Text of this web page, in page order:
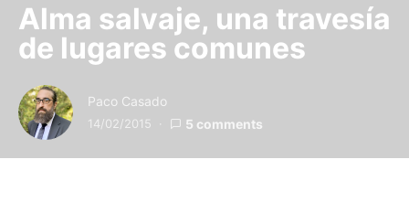
Alma salvaje, una travesía
de lugares comunes
Paco Casado
14/02/2015 5 comments